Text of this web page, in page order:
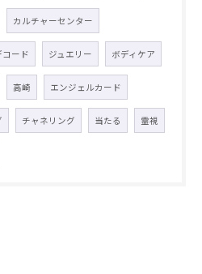
カルチャーセンター
コード ジュエリー ボディケア
高崎 エンジェルカード
チャネリング 当たる 霊視